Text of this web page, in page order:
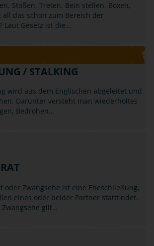
Stoßen, Treten, Bein stellen, Boxen,
all das schon zum Bereich der
Laut Gesetz ist die…
/ STALKING
wird aus dem Englischen abgeleitet und
Darunter versteht man wiederholtes
Bedrohen…
oder Zwangsehe ist eine Eheschließung,
eines oder beider Partner stattfindet.
gilt…